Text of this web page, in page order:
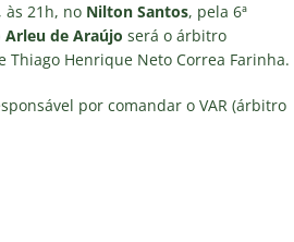
do Brasil 2026: Palpites, Odds e
às 21h, no Nilton Santos, pela 6ª
Arleu de Araújo será o árbitro
Henrique Neto Correa Farinha.
por comandar o VAR (árbitro